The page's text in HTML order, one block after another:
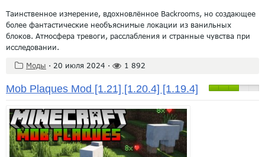
Таинственное измерение, вдохновлённое Backrooms, но создающее
более фантастические необъяснимые локации из ванильных
блоков. Атмосфера тревоги, расслабления и странные чувства при
исследовании.
Моды · 20 июля 2024 · 1 892
Mob Plaques Mod [1.21] [1.20.4] [1.19.4]